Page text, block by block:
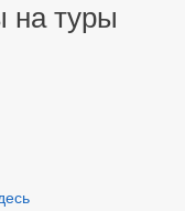
на туры